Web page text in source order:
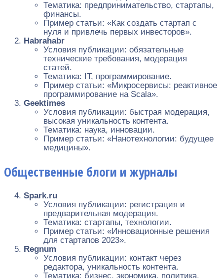
Тематика: предпринимательство, стартапы,
финансы.
Пример статьи: «Как создать стартап с
нуля и привлечь первых инвесторов».
Habrahabr
Условия публикации: обязательные
технические требования, модерация
статей.
Тематика: IT, программирование.
Пример статьи: «Микросервисы: реактивное
программирование на Scala».
Geektimes
Условия публикации: быстрая модерация,
высокая уникальность контента.
Тематика: наука, инновации.
Пример статьи: «Нанотехнологии: будущее
медицины».
Общественные блоги и журналы
Spark.ru
Условия публикации: регистрация и
предварительная модерация.
Тематика: стартапы, технологии.
Пример статьи: «Инновационные решения
для стартапов 2023».
Regnum
Условия публикации: контакт через
редактора, уникальность контента.
Тематика: бизнес, экономика, политика.